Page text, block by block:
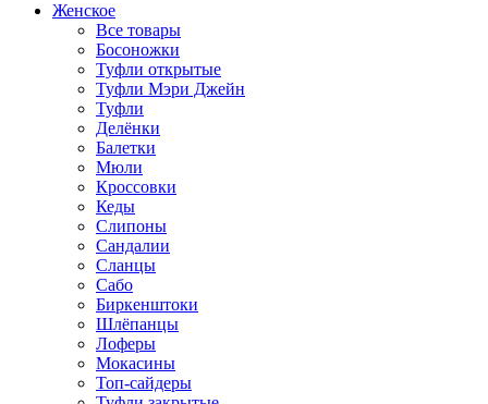
Женское
Все товары
Босоножки
Туфли открытые
Туфли Мэри Джейн
Туфли
Делёнки
Балетки
Мюли
Кроссовки
Кеды
Слипоны
Сандалии
Сланцы
Сабо
Биркенштоки
Шлёпанцы
Лоферы
Мокасины
Топ-сайдеры